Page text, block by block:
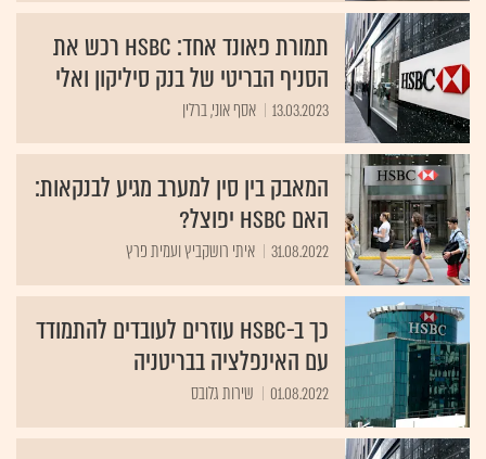
תמורת פאונד אחד: HSBC רכש את
הסניף הבריטי של בנק סיליקון ואלי
13.03.2023 אסף אוני, ברלין
המאבק בין סין למערב מגיע לבנקאות:
האם HSBC יפוצל?
31.08.2022 איתי רושקביץ ועמית פרץ
כך ב-HSBC עוזרים לעובדים להתמודד
עם האינפלציה בבריטניה
01.08.2022 שירות גלובס